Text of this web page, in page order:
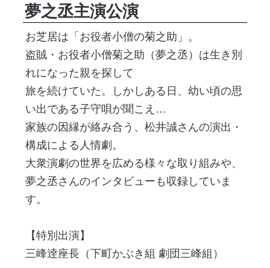
夢之丞主演公演
お芝居は「お役者小僧の菊之助」。
盗賊・お役者小僧菊之助（夢之丞）は生き別
れになった親を探して
旅を続けていた。しかしある日、幼い頃の思
い出である子守唄が聞こえ…
家族の因縁が絡み合う、松井誠さんの演出・
構成による人情劇。
大衆演劇の世界を広める様々な取り組みや、
夢之丞さんのインタビューも収録していま
す。
【特別出演】
三峰逹座長（下町かぶき組 劇団三峰組）